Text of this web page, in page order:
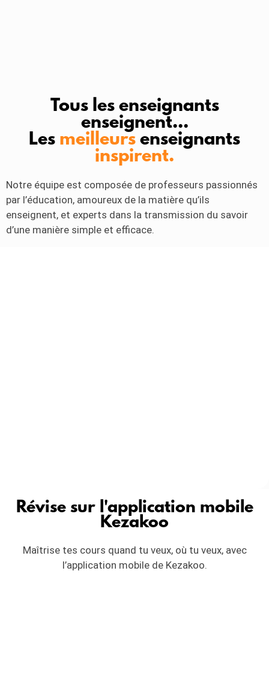
Tous les enseignants
enseignent...
Les meilleurs enseignants
inspirent.
Notre équipe est composée de professeurs passionnés
par l’éducation, amoureux de la matière qu’ils
enseignent, et experts dans la transmission du savoir
d’une manière simple et efficace.
Révise sur l'application mobile
Kezakoo
Maîtrise tes cours quand tu veux, où tu veux, avec
l’application mobile de Kezakoo.